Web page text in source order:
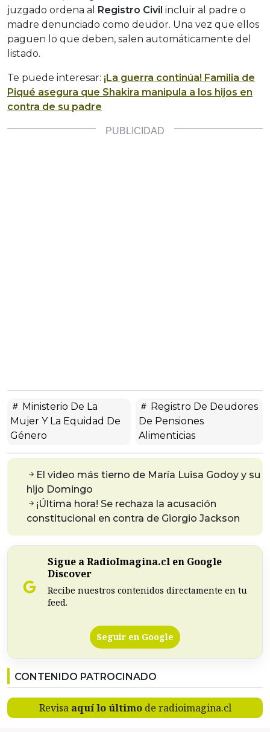
juzgado ordena al Registro Civil incluir al padre o
madre denunciado como deudor. Una vez que ellos
paguen lo que deben, salen automáticamente del
listado.
Te puede interesar: ¡La guerra continúa! Familia de
Piqué asegura que Shakira manipula a los hijos en
contra de su padre
Ministerio De La
Mujer Y La Equidad De
Género
Registro De Deudores
De Pensiones
Alimenticias
El video más tierno de María Luisa Godoy y su
hijo Domingo
¡Última hora! Se rechaza la acusación
constitucional en contra de Giorgio Jackson
Sigue a RadioImagina.cl en Google
Discover
Recibe nuestros contenidos directamente en tu
feed.
Seguir en Google
CONTENIDO PATROCINADO
Revisa aquí lo últimode radioimagina.cl